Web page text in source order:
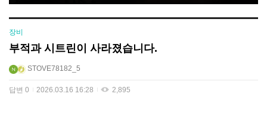
장비
부적과 시트린이 사라졌습니다.
STOVE78182_5
답변 0 2026.03.16 16:28 2,895